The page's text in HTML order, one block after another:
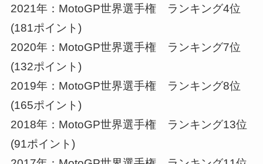
2021年：MotoGP世界選手権 ランキング4位
(181ポイント)
2020年：MotoGP世界選手権 ランキング7位
(132ポイント)
2019年：MotoGP世界選手権 ランキング8位
(165ポイント)
2018年：MotoGP世界選手権 ランキング13位
(91ポイント)